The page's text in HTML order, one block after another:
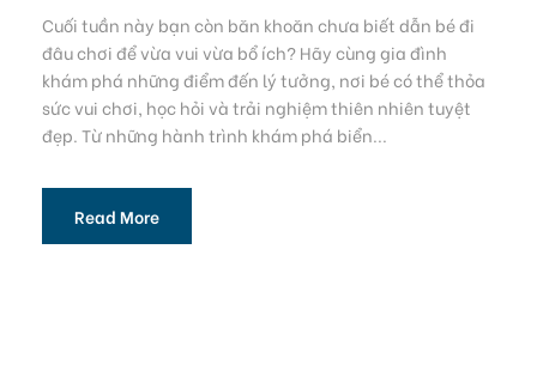
Cuối tuần này bạn còn băn khoăn chưa biết dẫn bé đi
đâu chơi để vừa vui vừa bổ ích? Hãy cùng gia đình
khám phá những điểm đến lý tưởng, nơi bé có thể thỏa
sức vui chơi, học hỏi và trải nghiệm thiên nhiên tuyệt
đẹp. Từ những hành trình khám phá biển...
Read More